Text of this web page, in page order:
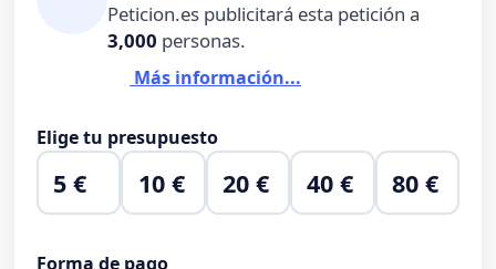
Peticion.es publicitará esta petición a
3,000 personas.
Más información...
Elige tu presupuesto
5 € 10 € 20 € 40 € 80 €
Forma de pago